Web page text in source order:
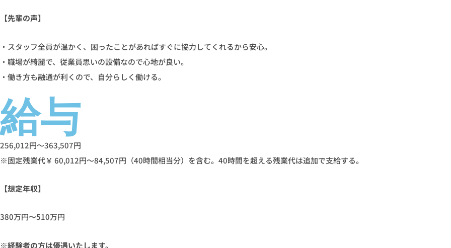
【先輩の声】
・スタッフ全員が温かく、困ったことがあればすぐに協力してくれるから安心。
・職場が綺麗で、従業員思いの設備なので心地が良い。
・働き方も融通が利くので、自分らしく働ける。
給与
256,012円～363,507円
※固定残業代￥ 60,012円～84,507円（40時間相当分）を含む。40時間を超える残業代は追加で支給する。
【想定年収】
380万円～510万円
※経験者の方は優遇いたします。